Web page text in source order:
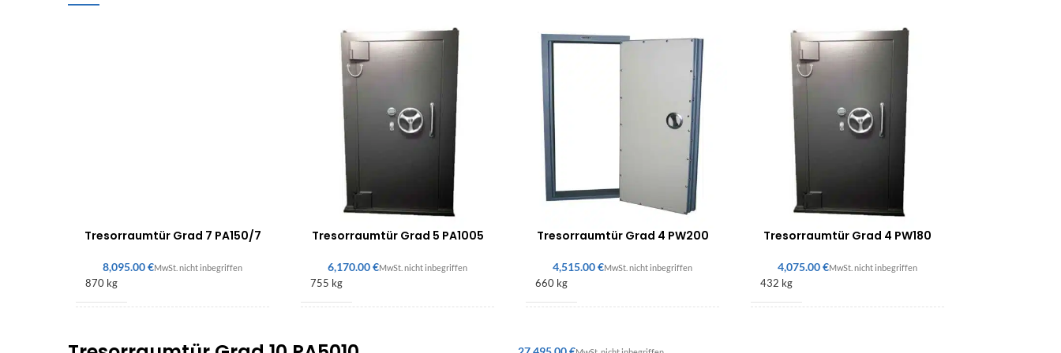
Tresorraumtür Grad 7 PA150/7
€
870 kg
Tresorraumtür Grad 5 PA1005
€
755 kg
Tresorraumtür Grad 4 PW200
€
660 kg
Tresorraumtür Grad 4 PW180
€
432 kg